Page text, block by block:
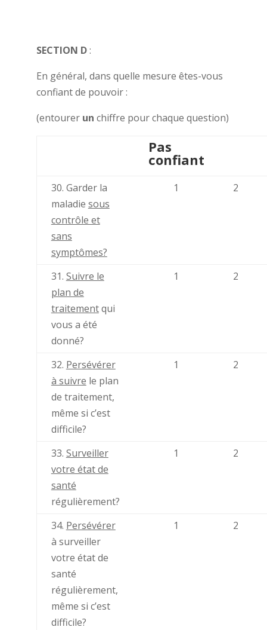
SECTION D:
En général, dans quelle mesure êtes-vous
confiant de pouvoir :
(entourer un chiffre pour chaque question)
Pas
confiant
30. Garder la
maladie sous
contrôle et
sans
symptômes?
1 2
31. Suivre le
plan de
traitementqui
vous a été
donné?
1 2
32. Persévérer
à suivre le plan
de traitement,
même si c’est
difficile?
1 2
33. Surveiller
votre état de
santé
régulièrement?
1 2
34. Persévérer
à surveiller
votre état de
santé
régulièrement,
même si c’est
difficile?
1 2